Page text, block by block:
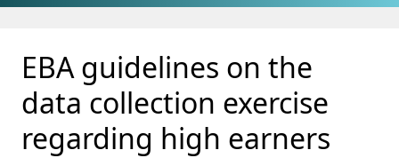
Gå til hovedinnhold
Gå til søkesiden
EBA guidelines on the
data collection exercise
regarding high earners